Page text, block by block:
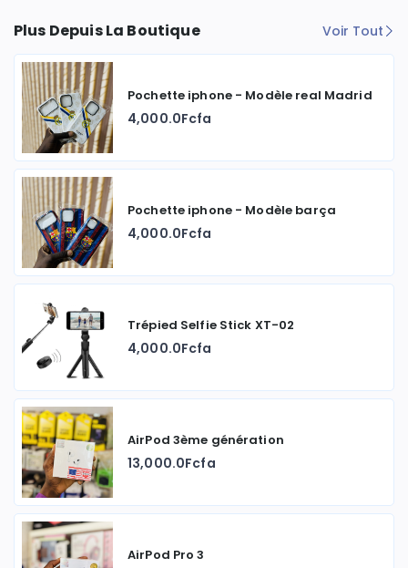
Plus Depuis La Boutique Voir Tout
Pochette iphone - Modèle real Madrid
4,000.0Fcfa
Pochette iphone - Modèle barça
4,000.0Fcfa
Trépied Selfie Stick XT-02
4,000.0Fcfa
AirPod 3ème génération
13,000.0Fcfa
AirPod Pro 3